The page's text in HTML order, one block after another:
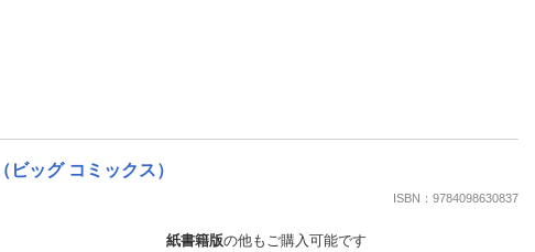
ッグ コミックス）
ISBN：9784098630837
紙書籍版の他もご購入可能です